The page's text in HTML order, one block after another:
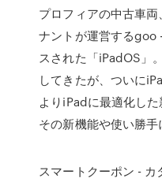
プロフィアの中古車
ナントが運営するgoo
スされた「iPadOS」
してきたが、ついに
よりiPadに最適化した
その新機能や使い勝手
スマートクーポン - カ